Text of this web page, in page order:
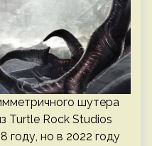
шутера
Turtle Rock Studios
году, но в 2022 году